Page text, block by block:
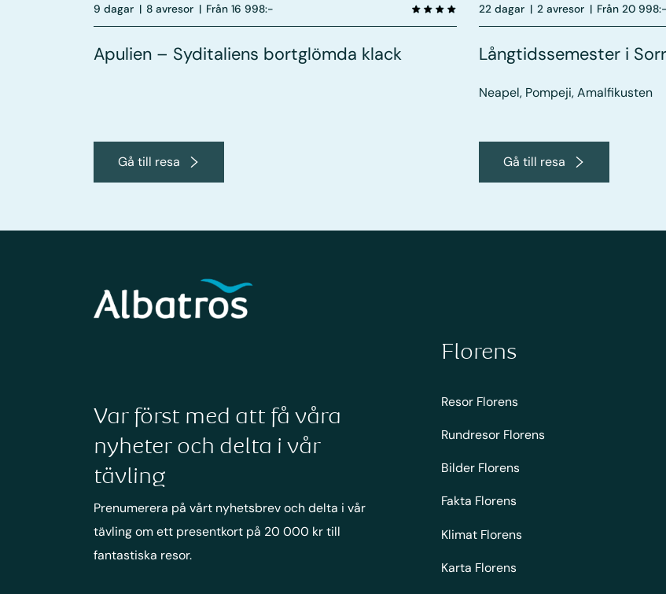
9 dagar | 8 avresor | Från 16 998:-
Apulien – Syditaliens bortglömda klack
Gå till resa
22 dagar | 2 avresor | Från 20 998:-
Långtidssemester i
Neapel, Pompeji, Amalfikusten
Gå till resa
Var först med att få våra
nyheter och delta i vår
tävling
Prenumerera på vårt nyhetsbrev och delta i vår
tävling om ett presentkort på 20 000 kr till
fantastiska resor.
Florens
Resor Florens
Rundresor Florens
Bilder Florens
Fakta Florens
Klimat Florens
Karta Florens